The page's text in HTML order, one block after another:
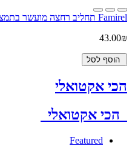
Famirel תחליב רחצה מועשר בתמציות אננס וקוקוס Shower gel 500ml
43.00₪
הוסף לסל
הכי אקטואלי
הכי אקטואלי
Featured